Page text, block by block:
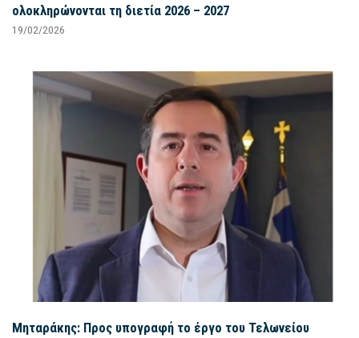
ολοκληρώνονται τη διετία 2026 – 2027
19/02/2026
Μηταράκης: Προς υπογραφή το έργο του Τελωνείου